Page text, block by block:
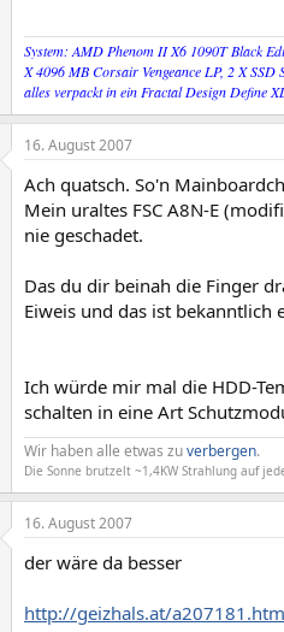
System: AMD Phenom II X6 1090T Black
X 4096 MB Corsair Vengeance LP, 2 X
alles verpackt in ein Fractal Design Define
16. August 2007
Ach quatsch. So'n
Mein uraltes FSC A8N-E
nie geschadet.
Das du dir beinah die Finger
Eiweis und das ist bekanntlich
Ich würde mir mal die HDD-
schalten in eine Art
Wir haben alle etwas zuverbergen.
Die Sonne brutzelt ~1,4KW Strahlung auf
16. August 2007
der wäre da besser
http://geizhals.at/